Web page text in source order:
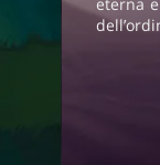
eterna